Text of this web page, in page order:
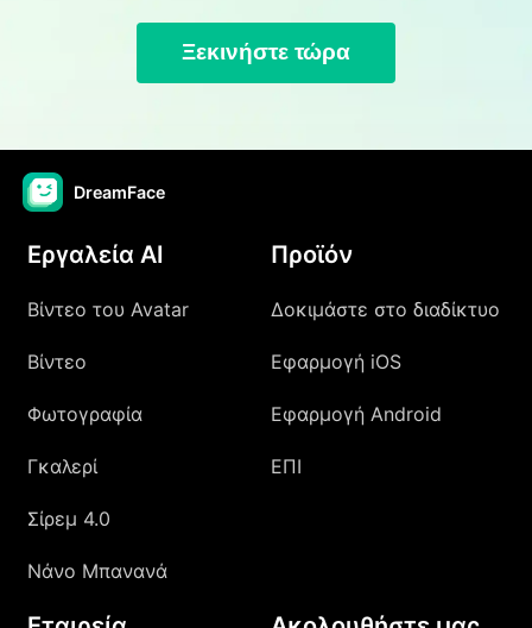
Ξεκινήστε τώρα
DreamFace
Εργαλεία AI
Βίντεο του Avatar
Βίντεο
Φωτογραφία
Γκαλερί
Σίρεμ 4.0
Νάνο Μπανανά
Προϊόν
Δοκιμάστε στο διαδίκτυο
Εφαρμογή iOS
Εφαρμογή Android
ΕΠΙ